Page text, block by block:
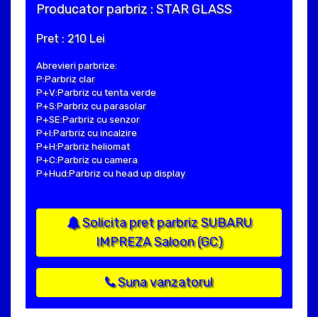
Producator parbriz : STAR GLASS
Pret : 210 Lei
Abrevieri parbrize:
P:Parbriz clar
P+V:Parbriz cu tenta verde
P+S:Parbriz cu parasolar
P+SE:Parbriz cu senzor
P+I:Parbriz cu incalzire
P+H:Parbriz heliomat
P+C:Parbriz cu camera
P+Hud:Parbriz cu head up display
Solicita pret parbriz SUBARU
IMPREZA Saloon (GC)
Suna vanzatorul